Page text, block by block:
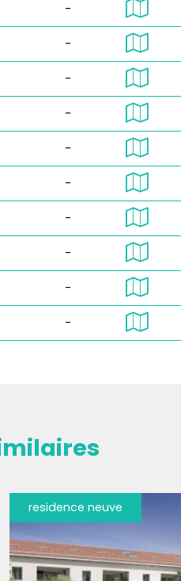
-
-
-
-
-
-
-
-
-
-
residence neuve